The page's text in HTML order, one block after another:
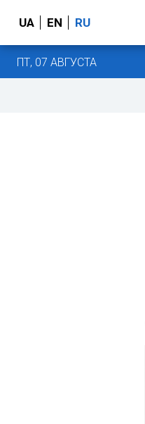
UA EN RU
ПТ, 07 АВГУСТА